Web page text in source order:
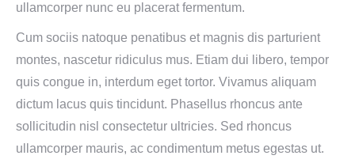
ullamcorper nunc eu placerat fermentum.
Cum sociis natoque penatibus et magnis dis parturient
montes, nascetur ridiculus mus. Etiam dui libero, tempor
quis congue in, interdum eget tortor. Vivamus aliquam
dictum lacus quis tincidunt. Phasellus rhoncus ante
sollicitudin nisl consectetur ultricies. Sed rhoncus
ullamcorper mauris, ac condimentum metus egestas ut.